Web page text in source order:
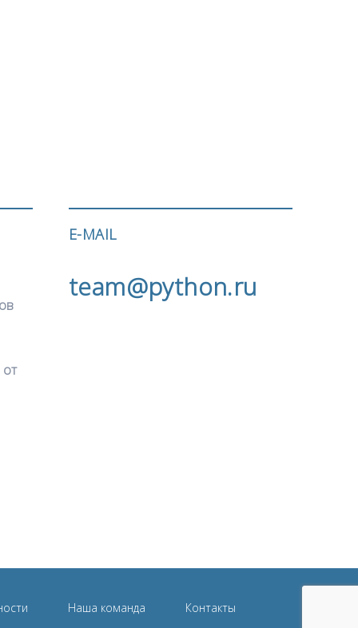
E-MAIL
team@python.ru
Наша команда Контакты